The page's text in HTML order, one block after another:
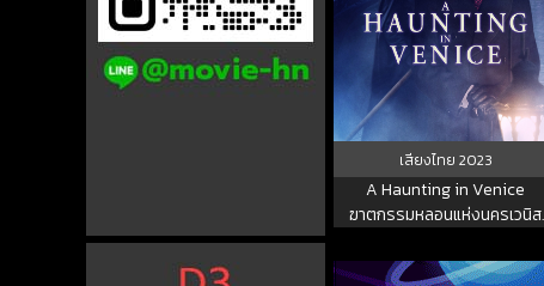
เสียงไทย 2023
A Haunting in Venice
ฆาตกรรมหลอนแห่งนครเวนิส